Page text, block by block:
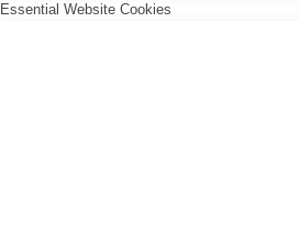
Essential Website Cookies